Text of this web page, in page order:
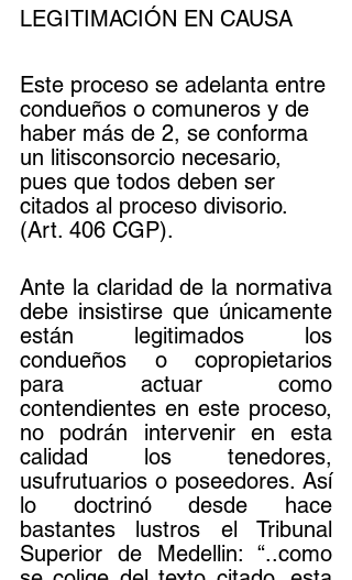
LEGITIMACIÓN EN CAUSA
Este proceso se adelanta entre
condueños o comuneros y de
haber más de 2, se conforma
un litisconsorcio necesario,
pues que todos deben ser
citados al proceso divisorio.
(Art. 406 CGP).
Ante la claridad de la normativa
debe insistirse que únicamente
están legitimados los
condueños o copropietarios
para actuar como
contendientes en este proceso,
no podrán intervenir en esta
calidad los tenedores,
usufrutuarios o poseedores. Así
lo doctrinó desde hace
bastantes lustros el Tribunal
Superior de Medellin: “..como